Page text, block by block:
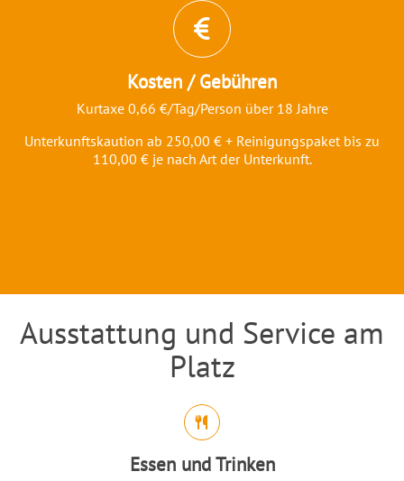
Kosten / Gebühren
Kurtaxe 0,66 €/Tag/Person über 18 Jahre
Unterkunftskaution ab 250,00 € + Reinigungspaket bis zu
110,00 € je nach Art der Unterkunft.
Einleitung
Ausstattung und Service am
Platz
Abschnitt für Icons und Features
Essen und Trinken